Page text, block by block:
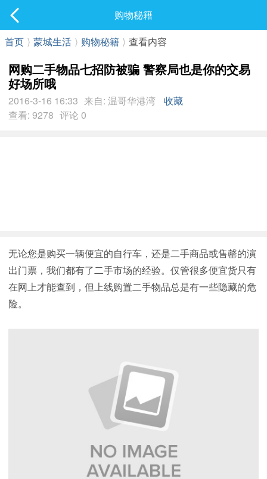
最新发表
购物秘籍
首页 ⟩ 蒙城生活 ⟩ 购物秘籍 ⟩ 查看内容
网购二手物品七招防被骗 警察局也是你的交易
好场所哦
2016-3-16 16:33 来自: 温哥华港湾
收藏
查看: 9278 评论 0
无论您是购买一辆便宜的自行车，还是二手商品或售罄的演
出门票，我们都有了二手市场的经验。仅管很多便宜货只有
在网上才能查到，但上线购置二手物品总是有一些隐藏的危
险。